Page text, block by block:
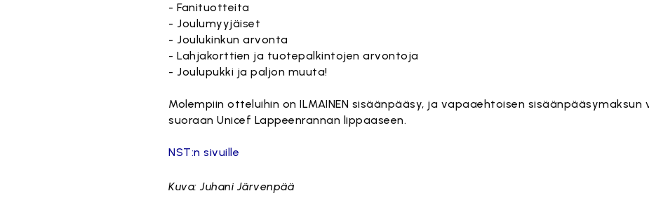
- Fanituotteita
- Joulumyyjäiset
- Joulukinkun arvonta
- Lahjakorttien ja tuotepalkintojen arvontoja
- Joulupukki ja paljon muuta!
Molempiin otteluihin on ILMAINEN sisäänpääsy, ja vapaaehtoisen
suoraan Unicef Lappeenrannan lippaaseen.
NST:n sivuille
Kuva: Juhani Järvenpää